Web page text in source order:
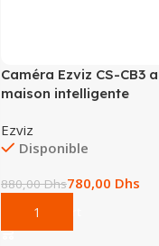
Caméra Ezviz CS-
maison intelligente
Ezviz
Disponible
880,00Dhs780,00 Dhs
Add To Cart